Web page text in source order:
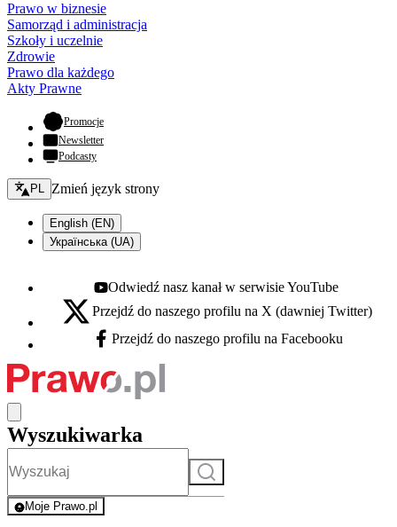
Prawo w biznesie
Samorząd i administracja
Szkoły i uczelnie
Zdrowie
Prawo dla każdego
Akty Prawne
Promocje- otwiera się w nowej karcie
Newsletter
Podcasty
Zmień język - bieżący:
PL Zmień język strony
English (EN)
Українська (UA)
Youtube - otwiera się w nowej karcie
Odwiedź nasz kanał w serwisie YouTube
X - otwiera się w nowej karcie
Przejdź do naszego profilu na X (dawniej Twitter)
Facebook - otwiera się w nowej karcie
Przejdź do naszego profilu na Facebooku
Wyszukiwarka
Szukaj
Moje Prawo.pl
- rejestracja i logowanie do serwisu